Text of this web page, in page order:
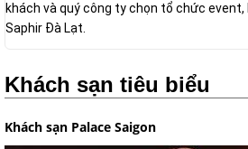
khách và quý công ty chọn tổ chức event,
Saphir Đà Lạt.
Khách sạn tiêu biểu
Khách sạn Palace Saigon